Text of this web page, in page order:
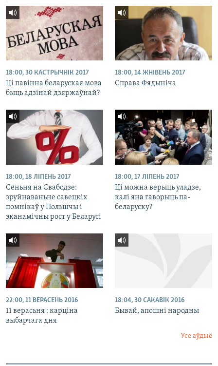
18:00, 30 КАСТРЫЧНІК 2017
Ці павінна беларуская мова
быць адзінай дзяржаўнай?
18:00, 14 ЖНІВЕНЬ 2017
Справа Фядыніча
18:00, 18 ЛІПЕНЬ 2017
Сёньня на Свабодзе:
зруйнаваньне савецкіх
помнікаў у Польшчы і
эканамічны рост у Беларусі
18:00, 17 ЛІПЕНЬ 2017
Ці можна верыць уладзе,
калі яна гаворыць па-
беларуску?
22:00, 11 ВЕРАСЕНЬ 2016
11 верасьня : карціна
выбарчага дня
18:04, 30 САКАВІК 2016
Бывай, апошні народны
Усе аўдыё